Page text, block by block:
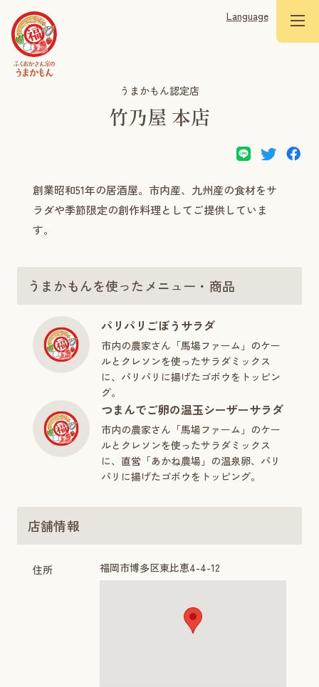
Language
うまかもん認定店
竹乃屋 本店
創業昭和51年の居酒屋。市内産、九州産の食材をサ
ラダや季節限定の創作料理としてご提供していま
す。
うまかもんを使ったメニュー・商品
パリパリごぼうサラダ
市内の農家さん「馬場ファーム」のケー
ルとクレソンを使ったサラダミックス
に、パリパリに揚げたゴボウをトッピン
グ。
つまんでご卵の温玉シーザーサラダ
市内の農家さん「馬場ファーム」のケー
ルとクレソンを使ったサラダミックス
に、直営「あかね農場」の温泉卵、パリ
パリに揚げたゴボウをトッピング。
店舗情報
住所 福岡市博多区東比恵4-4-12